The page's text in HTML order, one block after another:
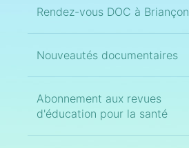
Rendez-vous DOC à Briançon
Nouveautés documentaires
Abonnement aux revues
d'éducation pour la santé